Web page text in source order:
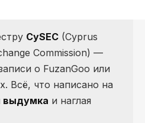
CySEC (Cyprus
Commission) —
о FuzanGoo или
Всё, что написано на
выдумка и наглая